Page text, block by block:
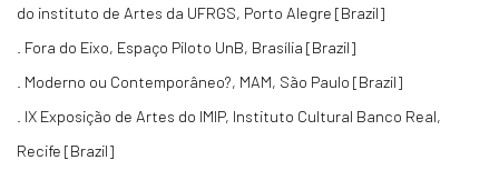
do instituto de Artes da UFRGS, Porto Alegre [Brazil]
. Fora do Eixo, Espaço Piloto UnB, Brasília [Brazil]
. Moderno ou Contemporâneo?, MAM, São Paulo [Brazil]
. IX Exposição de Artes do IMIP, Instituto Cultural Banco Real,
Recife [Brazil]